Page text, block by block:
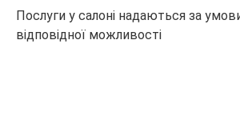
Послуги у салоні надаються за
відповідної можливості